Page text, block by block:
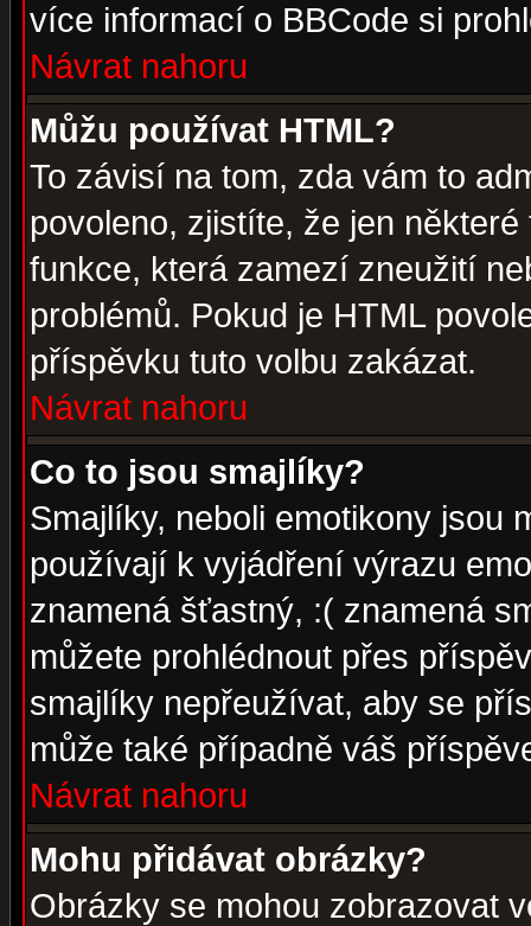
více informací o BBCode si
Návrat nahoru
Můžu používat HTML?
To závisí na tom, zda vám to
povoleno, zjistíte, že jen
funkce, která zamezí zneužití
problémů. Pokud je HTML
příspěvku tuto volbu zakázat.
Návrat nahoru
Co to jsou smajlíky?
Smajlíky, neboli emotikony jsou
používají k vyjádření výrazu
znamená šťastný, :( znamená
můžete prohlédnout přes
smajlíky nepřeužívat, aby se
může také případně váš
Návrat nahoru
Mohu přidávat obrázky?
Obrázky se mohou zobrazovat